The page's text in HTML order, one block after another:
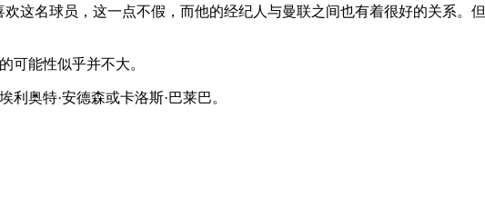
这名球员，这一点不假，而他的经纪人与曼联之间也有着很好的关系。
可能性似乎并不大。
奥特·安德森或卡洛斯·巴莱巴。